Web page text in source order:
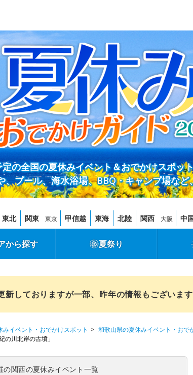
の全国の夏休みイベント＆おでかけスポッ
、プール、海水浴場、BBQ・キャンプ場な
東北 関東 東京 甲信越 東海 北陸 関西 大阪 中
から探す 夏祭り
新しておりますが一部、昨年の情報もございます
みイベント・おでかけスポット 和歌山県の夏休みイベント・おで
の川北岸の古墳」
関西の夏休みイベント一覧